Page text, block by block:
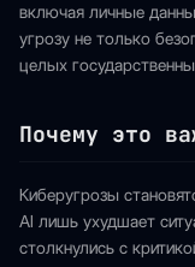
включая личные
угрозу не только
целых
Почему это
Киберугрозы
AI лишь ухудшает
столкнулись с